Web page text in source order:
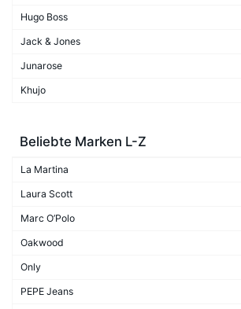
Hugo Boss
Jack & Jones
Junarose
Khujo
Beliebte Marken L-Z
La Martina
Laura Scott
Marc O’Polo
Oakwood
Only
PEPE Jeans